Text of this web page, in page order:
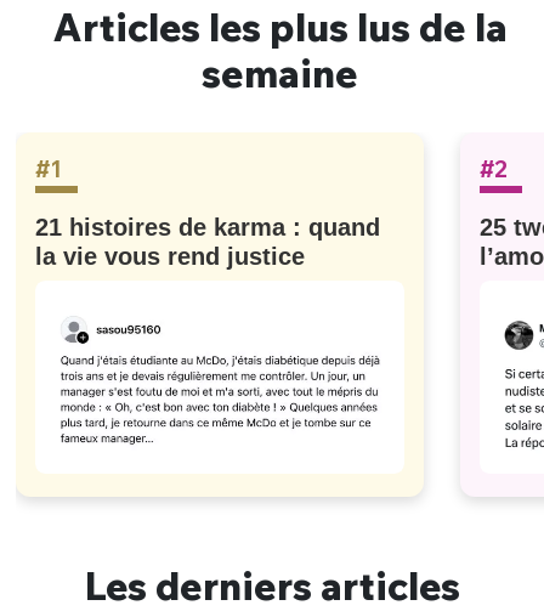
Articles les plus lus de la
semaine
#1
21 histoires de karma : quand
la vie vous rend justice
#2
25
Les derniers articles